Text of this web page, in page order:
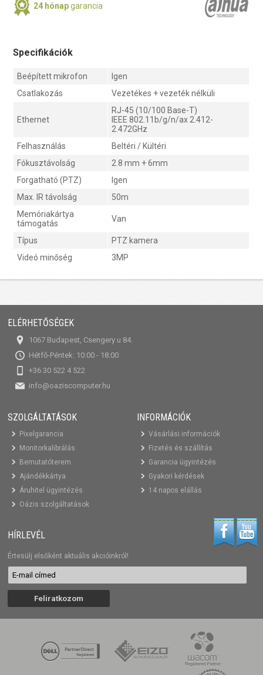
24 hónapgarancia
Specifikációk
Beépített mikrofon
Igen
Csatlakozás
Vezetékes + vezeték nélküli
Ethernet
RJ-45 (10/100 Base-T)
IEEE 802.11b/g/n/ax 2.412-
2.472GHz
Felhasználás
Beltéri / Kültéri
Fókusztávolság
2.8 mm + 6mm
Forgatható (PTZ)
Igen
Max. IR távolság
50m
Memóriakártya
támogatás
Van
Típus
PTZ kamera
Videó minőség
3MP
ELÉRHETŐSÉGEK
1067 Budapest, Csengery u 84.
Hétfő-Péntek: 10:00 - 18:00
+36 30 522 4 522
info@oaziscomputer.hu
SZOLGÁLTATÁSOK
Pixelgarancia
Monitorkalibrálás
Bemutatóterem
Ajándékkártya
Áruhitel ügyintézés
Oázis szolgáltatások
INFORMÁCIÓK
Vásárlási információk
Fizetés és szállítás
Garancia ügyintézés
Gyakori kérdések
14 napos elállás
HÍRLEVÉL
Értesülj elsőként aktuális akcióinkról!